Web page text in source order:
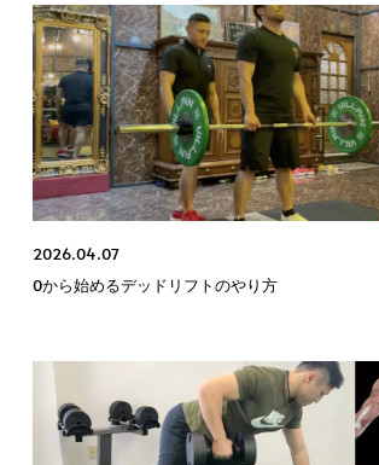
2026.04.07
0から始めるデッドリフトのやり方